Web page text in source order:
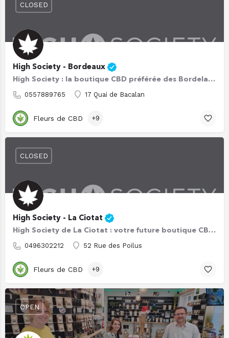
High Society - Bordeaux
High Society : la boutique CBD préférée des Bordelais ! Avec son réseau de presque 200 boutiques CBD, High…
0557889765 17 Quai de Bacalan
CLOSED
Fleurs de CBD +9
High Society - La Ciotat
High Society de La Ciotat : votre future boutique CBD préférée 🍁 High Society a vu le jour en 2020 grâce à…
0496302212 52 Rue des Poilus
CLOSED
Fleurs de CBD +9
OPEN